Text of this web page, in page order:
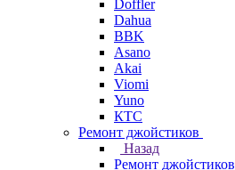
Doffler
Dahua
BBK
Asano
Akai
Viomi
Yuno
КТС
Ремонт джойстиков
Назад
Ремонт джойстиков